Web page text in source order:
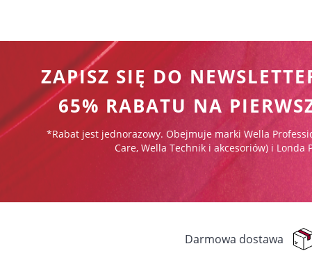
ZAPISZ SIĘ DO
65% RABATU NA
*Rabat jest jednorazowy. Obejmuje marki Wella
Care, Wella Technik i akcesoriów) i Londa
Darmowa dostawa